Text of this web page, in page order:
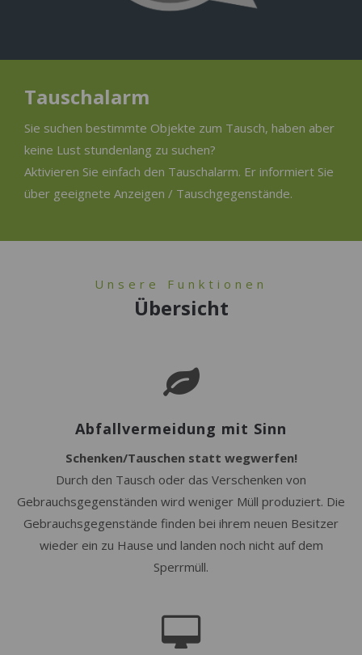
Tauschalarm
Sie suchen bestimmte Objekte zum Tausch, haben aber
keine Lust stundenlang zu suchen?
Aktivieren Sie einfach den Tauschalarm. Er informiert Sie
über geeignete Anzeigen / Tauschgegenstände.
Unsere Funktionen
Übersicht
Abfallvermeidung mit Sinn
Schenken/Tauschen statt wegwerfen!
Durch den Tausch oder das Verschenken von
Gebrauchsgegenständen wird weniger Müll produziert. Die
Gebrauchsgegenstände finden bei ihrem neuen Besitzer
wieder ein zu Hause und landen noch nicht auf dem
Sperrmüll.